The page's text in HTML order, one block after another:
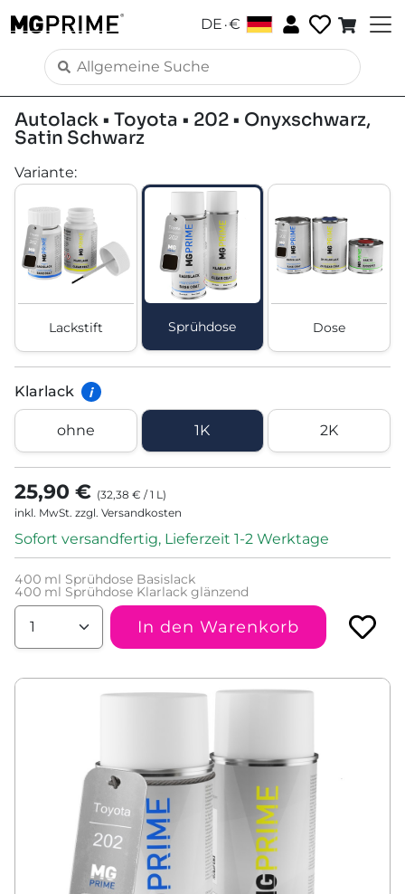
DE .€
Autolack • Toyota • 202 • Onyxschwarz,
Satin Schwarz
Variante:
Lackstift Sprühdose Dose
Klarlack i
ohne 1K 2K
25,90 € (32,38 € /1 L )
inkl. MwSt. zzgl. Versandkosten
Sofort versandfertig, Lieferzeit 1-2 Werktage
400 ml Sprühdose Basislack
400 ml Sprühdose Klarlack glänzend
In den Warenkorb